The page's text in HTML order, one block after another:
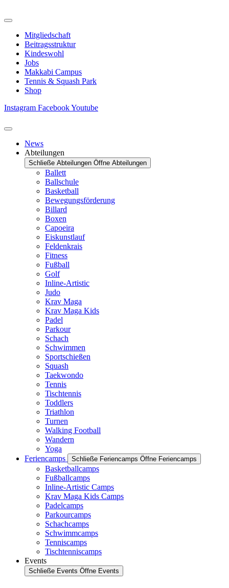
Inhalt
Mitgliedschaft
Beitragsstruktur
Kindeswohl
Jobs
Makkabi Campus
Tennis & Squash Park
Shop
Instagram FacebookYoutube
News
Abteilungen
Schließe Abteilungen Öffne Abteilungen
Ballett
Ballschule
Basketball
Bewegungsförderung
Billard
Boxen
Capoeira
Eiskunstlauf
Feldenkrais
Fitness
Fußball
Golf
Inline-Artistic
Judo
Krav Maga
Krav Maga Kids
Padel
Parkour
Schach
Schwimmen
Sportschießen
Squash
Taekwondo
Tennis
Tischtennis
Toddlers
Triathlon
Turnen
Walking Football
Wandern
Yoga
Feriencamps
Schließe Feriencamps Öffne Feriencamps
Basketballcamps
Fußballcamps
Inline-Artistic Camps
Krav Maga Kids Camps
Padelcamps
Parkourcamps
Schachcamps
Schwimmcamps
Tenniscamps
Tischtenniscamps
Events
Schließe Events Öffne Events